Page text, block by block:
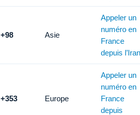
+98 Asie
Appeler un
numéro en
France
depuis l’Iran
+353 Europe
Appeler un
numéro en
France
depuis